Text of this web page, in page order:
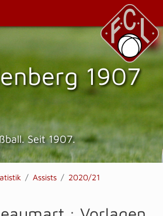
1907
Seit 1907.
Assists
2020/21